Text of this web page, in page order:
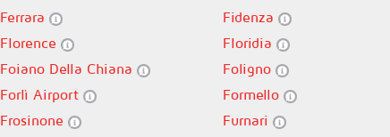
Ferrara
Fidenza
Florence
Floridia
Foiano Della Chiana
Foligno
Forlì Airport
Formello
Frosinone
Furnari